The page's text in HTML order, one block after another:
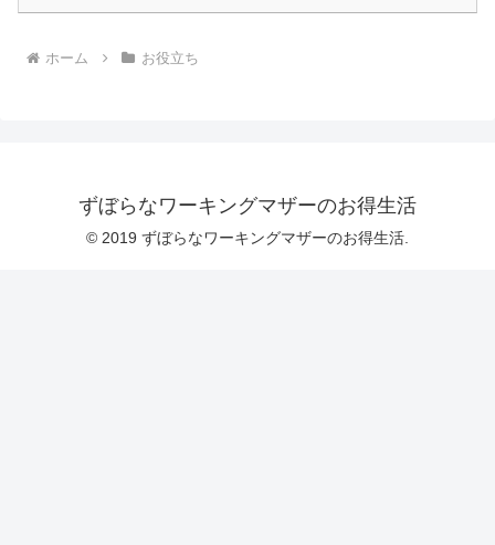
ホーム お役立ち
ずぼらなワーキングマザーのお得生活
© 2019 ずぼらなワーキングマザーのお得生活.